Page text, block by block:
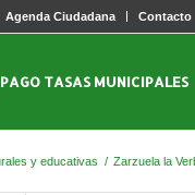
Agenda Ciudadana Contacto
PAGO TASAS MUNICIPALES
y educativas / Zarzuela la